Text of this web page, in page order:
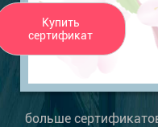
Купить
сертификат
больше